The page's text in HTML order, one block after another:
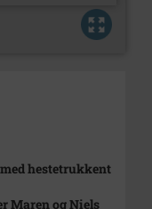
hestetrukkent
Maren og Niels